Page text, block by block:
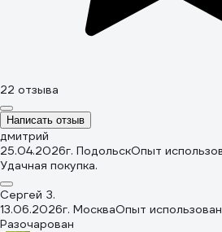
22 отзыва
Написать отзыв
дмитрий
25.04.2026г. ПодольскОпыт
Удачная покупка.
Сергей З.
13.06.2026г. МоскваОпыт
Разочарован